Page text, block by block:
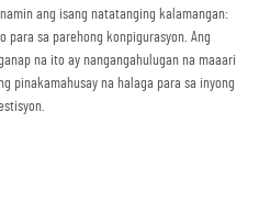
ang isang natatanging kalamangan:
para sa parehong konpigurasyon. Ang
na ito ay nangangahulugan na maaari
pinakamahusay na halaga para sa inyong